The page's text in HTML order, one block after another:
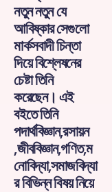
নতুন নতুন যে
আবিষ্কার সেগুলো
মার্কসবাদী চিন্তা
দিয়ে বিশ্লেষনের
চেষ্টা তিনি
করেছেন। এই
বইতে তিনি
পদার্থবিজ্ঞান,রসায়ন
,জীববিজ্ঞান,গণিত,ম
নোবিদ্যা,সমাজবিদ্যা
র বিভিন্ন বিষয় নিয়ে